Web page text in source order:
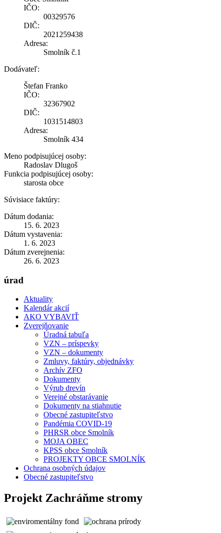
IČO:
00329576
DIČ:
2021259438
Adresa:
Smolník č.1
Dodávateľ:
Štefan Franko
IČO:
32367902
DIČ:
1031514803
Adresa:
Smolník 434
Meno podpisujúcej osoby:
Radoslav Dlugoš
Funkcia podpisujúcej osoby:
starosta obce
Súvisiace faktúry:
Dátum dodania:
15. 6. 2023
Dátum vystavenia:
1. 6. 2023
Dátum zverejnenia:
26. 6. 2023
úrad
Aktuality
Kalendár akcií
AKO VYBAVIŤ
Zverejňovanie
Úradná tabuľa
VZN – príspevky
VZN – dokumenty
Zmluvy, faktúry, objednávky
Archív ZFO
Dokumenty
Výrub drevín
Verejné obstarávanie
Dokumenty na stiahnutie
Obecné zastupiteľstvo
Pandémia COVID-19
PHRSR obce Smolník
MOJA OBEC
KPSS obce Smolník
PROJEKTY OBCE SMOLNÍK
Ochrana osobných údajov
Obecné zastupiteľstvo
Projekt Zachráňme stromy